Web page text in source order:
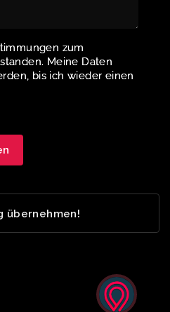
zum
Meine Daten
bis ich wieder einen
übernehmen!